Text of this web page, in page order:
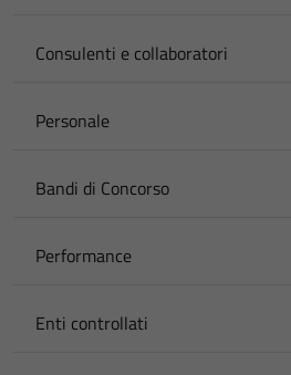
Consulenti e collaboratori
Personale
Bandi di Concorso
Performance
Enti controllati